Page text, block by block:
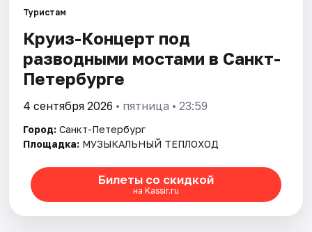
Туристам
Круиз-Концерт под
разводными мостами в Санкт-
Петербурге
4 сентября 2026 • пятница • 23:59
Город: Санкт-Петербург
Площадка: МУЗЫКАЛЬНЫЙ ТЕПЛОХОД
Билеты со скидкой
на Kassir.ru